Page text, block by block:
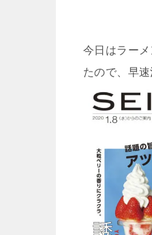
今日はラー
たので、早